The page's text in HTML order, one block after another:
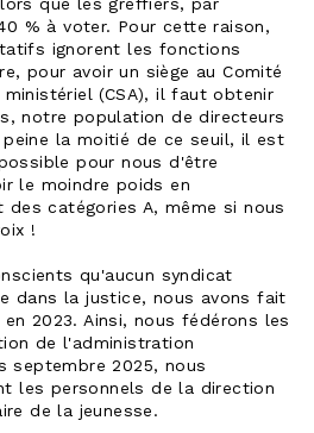
que les greffiers, par
% à voter. Pour cette raison,
ignorent les fonctions
pour avoir un siège au Comité
(CSA), il faut obtenir
notre population de directeurs
la moitié de ce seuil, il est
pour nous d'être
le moindre poids en
des catégories A, même si nous
!
qu'aucun syndicat
dans la justice, nous avons fait
2023. Ainsi, nous fédérons les
de l'administration
septembre 2025, nous
les personnels de la direction
de la jeunesse.